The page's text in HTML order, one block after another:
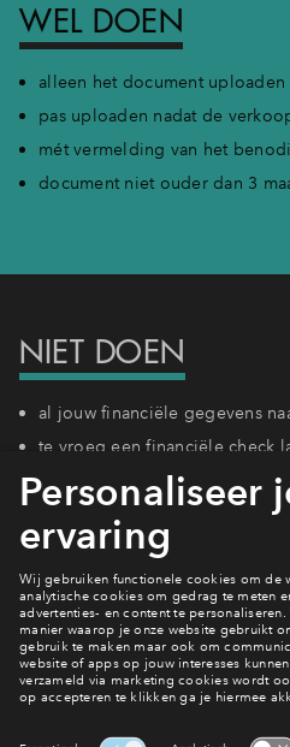
WEL DOEN
alleen het document uploaden
pas uploaden nadat de
mét vermelding van het
document niet ouder dan 3
NIET DOEN
al jouw financiële gegevens
te vroeg een financiële check
document mailen vóór start
document sturen dat ouder is
document sturen dat niet aan
Hoe wil jij wonen in
Bekijk het aanbod